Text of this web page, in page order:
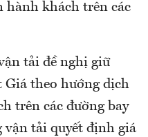
hành khách trên các
tải đề nghị giữ
Giá theo hướng dịch
trên các đường bay
vận tải quyết định giá